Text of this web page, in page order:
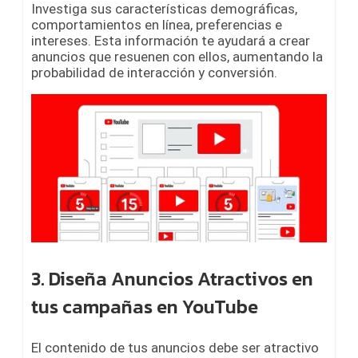
Investiga sus características demográficas,
comportamientos en línea, preferencias e
intereses. Esta información te ayudará a crear
anuncios que resuenen con ellos, aumentando la
probabilidad de interacción y conversión.
3. Diseña Anuncios Atractivos en
tuscampañas en YouTube
El contenido de tus anuncios debe ser atractivo